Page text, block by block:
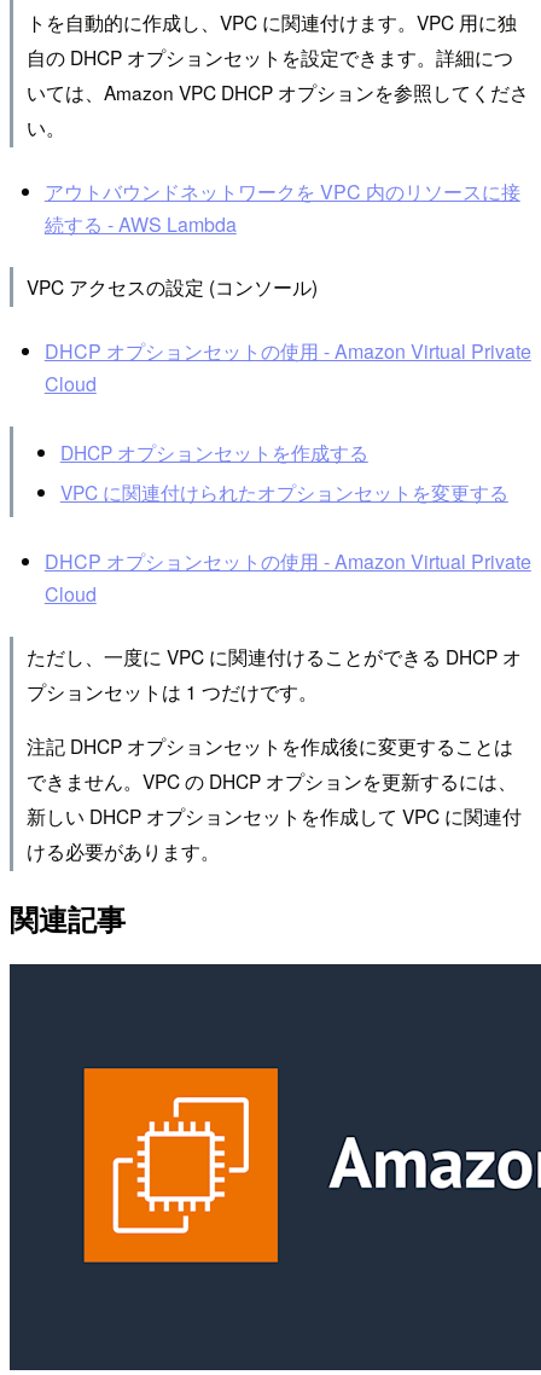
トを自動的に作成し、VPC に関連付けます。VPC 用に独
自の DHCP オプションセットを設定できます。詳細につ
いては、Amazon VPC DHCP オプションを参照してくださ
い。
アウトバウンドネットワークを VPC 内のリソースに接
続する - AWS Lambda
VPC アクセスの設定 (コンソール)
DHCP オプションセットの使用 - Amazon Virtual Private
Cloud
DHCP オプションセットを作成する
VPC に関連付けられたオプションセットを変更する
DHCP オプションセットの使用 - Amazon Virtual Private
Cloud
ただし、一度に VPC に関連付けることができる DHCP オ
プションセットは 1 つだけです。
注記 DHCP オプションセットを作成後に変更することは
できません。VPC の DHCP オプションを更新するには、
新しい DHCP オプションセットを作成して VPC に関連付
ける必要があります。
関連記事